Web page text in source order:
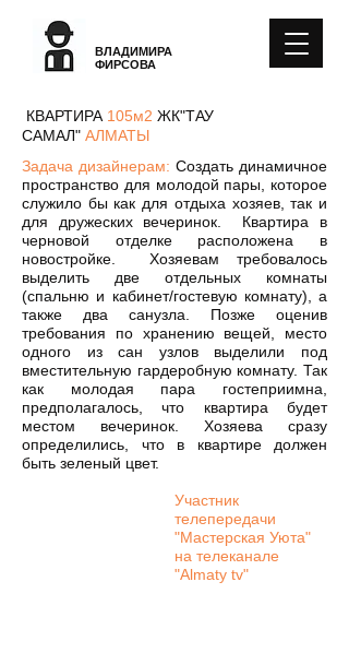
ВЛАДИМИРА
ФИРСОВА
КВАРТИРА 105м2 ЖК"ТАУ
САМАЛ" АЛМАТЫ
Задача дизайнерам: Создать динамичное
пространство для молодой пары, которое
служило бы как для отдыха хозяев, так и
для дружеских вечеринок. Квартира в
черновой отделке расположена в
новостройке. Хозяевам требовалось
выделить две отдельных комнаты
(спальню и кабинет/гостевую комнату), а
также два санузла. Позже оценив
требования по хранению вещей, место
одного из сан узлов выделили под
вместительную гардеробную комнату. Так
как молодая пара гостеприимна,
предполагалось, что квартира будет
местом вечеринок. Хозяева сразу
определились, что в квартире должен
быть зеленый цвет.
Участник
телепередачи
"Мастерская Уюта"
на телеканале
"Almaty tv"